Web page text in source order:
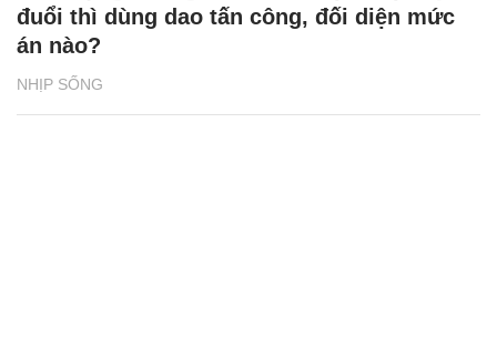
NHỊP SỐNG
đuổi thì dùng dao tấn công, đối diện mức
án nào?